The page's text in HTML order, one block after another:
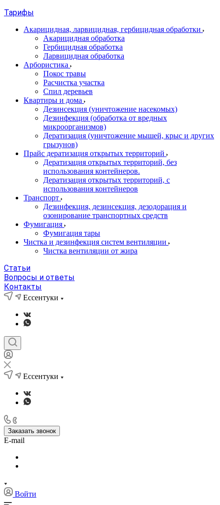
Тарифы
Акарицидная, ларвицидная, гербицидная обработки
Акарицидная обработка
Гербицидная обработка
Ларвицидная обработка
Арбористика
Покос травы
Расчистка участка
Спил деревьев
Квартиры и дома
Дезинсекция (уничтожение насекомых)
Дезинфекция (обработка от вредных
микроорганизмов)
Дератизация (уничтожение мышей, крыс и других
грызунов)
Прайс дератизация открытых территорий
Дератизация открытых территорий, без
использования контейнеров.
Дератизация открытых территорий, с
использования контейнеров
Транспорт
Дезинфекция, дезинсекция, дезодорация и
озонирование транспортных средств
Фумигация
Фумигация тары
Чистка и дезинфекция систем вентиляции
Чистка вентиляции от жира
Статьи
Вопросы и ответы
Контакты
Ессентуки
Ессентуки
Заказать звонок
E-mail
Войти